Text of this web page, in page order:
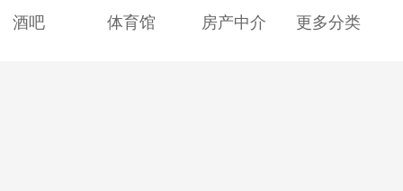
酒吧
体育馆 房产中介 更多分类